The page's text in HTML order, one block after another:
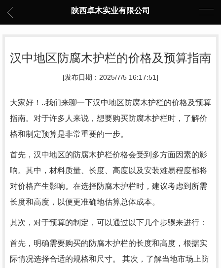
陕西卓木实业有限公司
汉中地区防腐木护栏的价格及预算指南
[发布日期：2025/7/5 16:17:51]
大家好！..我们来聊一下汉中地区防腐木护栏的价格及预算
指南。对于许多人来说，想要购买防腐木护栏时，了解价
格和制定预算是非常重要的一步。
首先，汉中地区的防腐木护栏价格会受到多方面因素的影
响。其中，材料质量、长度、高度以及安装难易程度都将
对价格产生影响。在选择防腐木护栏时，建议考虑到所需
长度和高度，以便更准确地估算总体成本。
其次，对于预算的制定，可以通过以下几个步骤来进行：
首先，明确需要购买的防腐木护栏的长度和高度，根据实
际情况选择合适的规格和尺寸。 其次，了解当地市场上防